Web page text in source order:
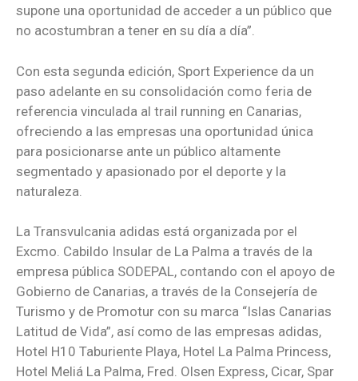
supone una oportunidad de acceder a un público que
no acostumbran a tener en su día a día”.
Con esta segunda edición, Sport Experience da un
paso adelante en su consolidación como feria de
referencia vinculada al trail running en Canarias,
ofreciendo a las empresas una oportunidad única
para posicionarse ante un público altamente
segmentado y apasionado por el deporte y la
naturaleza.
La Transvulcania adidas está organizada por el
Excmo. Cabildo Insular de La Palma a través de la
empresa pública SODEPAL, contando con el apoyo de
Gobierno de Canarias, a través de la Consejería de
Turismo y de Promotur con su marca “Islas Canarias
Latitud de Vida”, así como de las empresas adidas,
Hotel H10 Taburiente Playa, Hotel La Palma Princess,
Hotel Meliá La Palma, Fred. Olsen Express, Cicar, Spar